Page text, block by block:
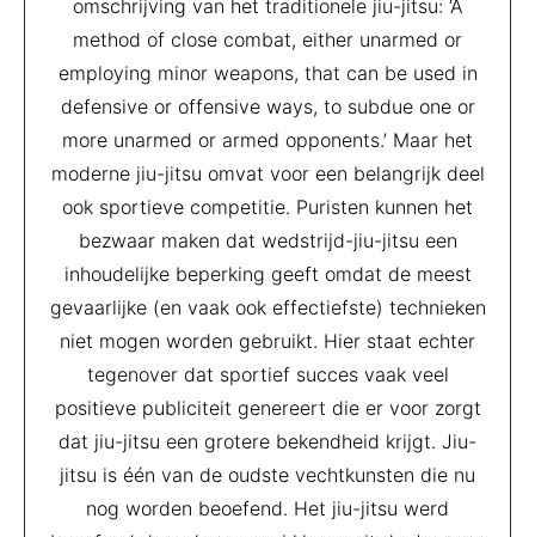
omschrijving van het traditionele jiu-jitsu: ‘A
method of close combat, either unarmed or
employing minor weapons, that can be used in
defensive or offensive ways, to subdue one or
more unarmed or armed opponents.’ Maar het
moderne jiu-jitsu omvat voor een belangrijk deel
ook sportieve competitie. Puristen kunnen het
bezwaar maken dat wedstrijd-jiu-jitsu een
inhoudelijke beperking geeft omdat de meest
gevaarlijke (en vaak ook effectiefste) technieken
niet mogen worden gebruikt. Hier staat echter
tegenover dat sportief succes vaak veel
positieve publiciteit genereert die er voor zorgt
dat jiu-jitsu een grotere bekendheid krijgt. Jiu-
jitsu is één van de oudste vechtkunsten die nu
nog worden beoefend. Het jiu-jitsu werd